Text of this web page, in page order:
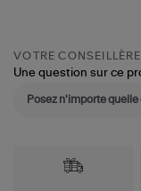
VOTRE CONSEILLÈRE
Une question sur ce